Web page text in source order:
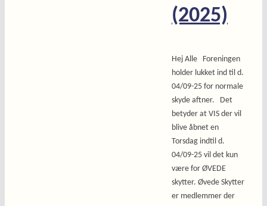
(2025)
Hej Alle Foreningen
holder lukket ind til d.
04/09-25 for normale
skyde aftner. Det
betyder at VIS der vil
blive åbnet en
Torsdag indtil d.
04/09-25 vil det kun
være for ØVEDE
skytter. Øvede Skytter
er medlemmer der